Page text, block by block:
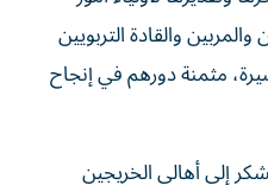
والقادة التربويين
مثمنة دورهم في إنجاح
إلى أهالي الخريجين